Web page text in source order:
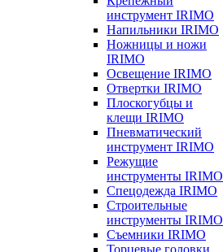
инструмент IRIMO
Напильники IRIMO
Ножницы и ножи
IRIMO
Освещение IRIMO
Отвертки IRIMO
Плоскогубцы и
клещи IRIMO
Пневматический
инструмент IRIMO
Режущие
инструменты IRIMO
Спецодежда IRIMO
Строительные
инструменты IRIMO
Съемники IRIMO
Торцевые головки